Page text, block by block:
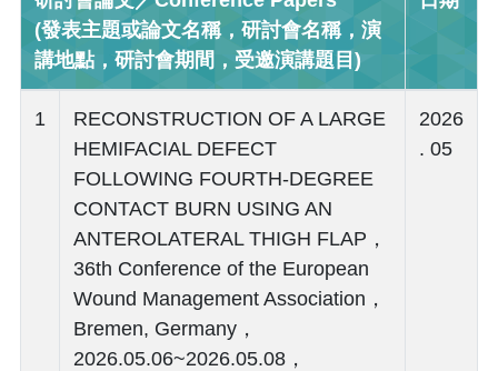
(發表主題或論文名稱，研討會名稱，演
講地點，研討會期間，受邀演講題目)
1
RECONSTRUCTION OF A LARGE
HEMIFACIAL DEFECT
FOLLOWING FOURTH-DEGREE
CONTACT BURN USING AN
ANTEROLATERAL THIGH FLAP，
36th Conference of the European
Wound Management Association，
Bremen, Germany，
2026.05.06~2026.05.08，
2026
. 05